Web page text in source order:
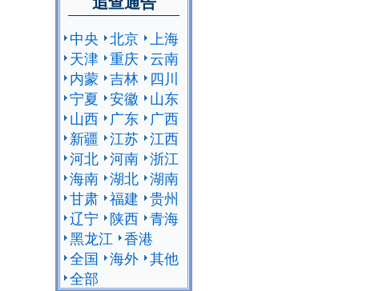
中央 北京 上海
天津 重庆 云南
内蒙 吉林
四川
宁夏 安徽
山东
山西
广东
广西
新疆 江苏 江西
河北 河南 浙江
海南 湖北 湖南
甘肃 福建 贵州
辽宁
陕西 青海
黑龙江 香港
全国 海外 其他
全部